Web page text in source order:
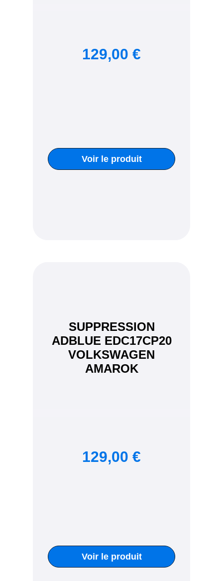
129,00 €
Voir le produit
SUPPRESSION
ADBLUE EDC17CP20
VOLKSWAGEN
AMAROK
129,00 €
Voir le produit